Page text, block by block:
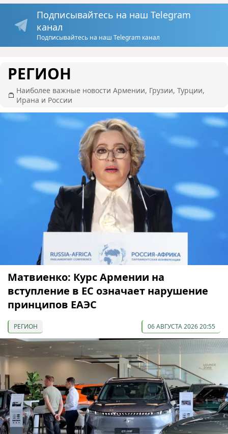
Подписывайтесь на наш Telegram
канал
Подписывайтесь на наш Telegram канал
РЕГИОН
Наиболее важные новости Армении, Грузии, Турции,
Ирана и России
Матвиенко: Курс Армении на
вступление в ЕС означает нарушение
принципов ЕАЭС
РЕГИОН 06 АВГУСТА 2026 20:55